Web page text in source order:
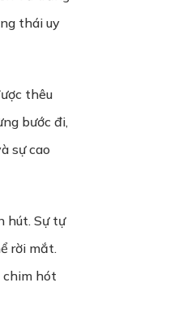
thái uy
thêu
bước đi,
sự cao
hút. Sự tự
rời mắt.
chim hót